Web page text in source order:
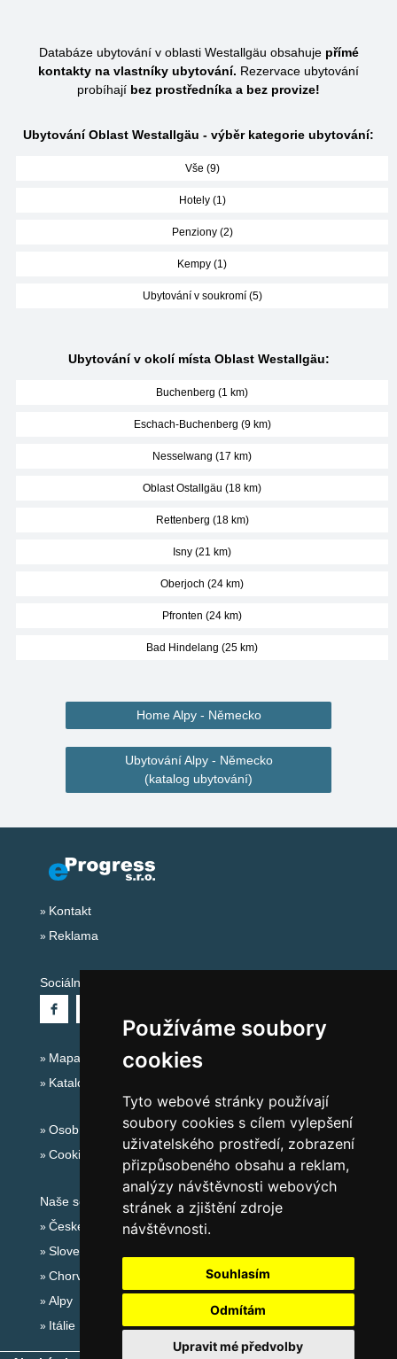
Používáme soubory
cookies
Tyto webové stránky používají
soubory cookies s cílem vylepšení
uživatelského prostředí, zobrazení
přizpůsobeného obsahu a reklam,
analýzy návštěvnosti webových
stránek a zjištění zdroje
návštěvnosti.
Souhlasím
Odmítám
Upravit mé předvolby
Databáze ubytování v oblasti Westallgäu obsahuje přímé
kontakty na vlastníky ubytování. Rezervace ubytování
probíhají bez prostředníka a bez provize!
Ubytování Oblast Westallgäu - výběr kategorie ubytování:
Vše (9)
Hotely (1)
Penziony (2)
Kempy (1)
Ubytování v soukromí (5)
Ubytování v okolí místa Oblast Westallgäu:
Buchenberg (1 km)
Eschach-Buchenberg (9 km)
Nesselwang (17 km)
Oblast Ostallgäu (18 km)
Rettenberg (18 km)
Isny (21 km)
Oberjoch (24 km)
Pfronten (24 km)
Bad Hindelang (25 km)
Home Alpy - Německo
Ubytování Alpy - Německo
(katalog ubytování)
Kontakt
Reklama
Sociální sítě:
Mapa serveru Alpy - Německo
Katalog ubytování
Osobní údaje
Cookies
Naše servery:
České hory
Slovenské hory
Chorvatsko
Alpy
Itálie